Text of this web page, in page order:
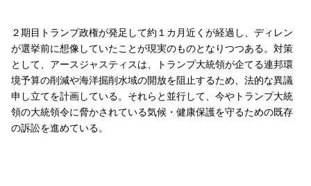
２期目トランプ政権が発足して約１カ月近くが経過し、ディレン
が選挙前に想像していたことが現実のものとなりつつある。対策
として、アースジャスティスは、トランプ大統領が企てる連邦環
境予算の削減や海洋掘削水域の開放を阻止するため、法的な異議
申し立てを計画している。それらと並行して、今やトランプ大統
領の大統領令に脅かされている気候・健康保護を守るための既存
の訴訟を進めている。